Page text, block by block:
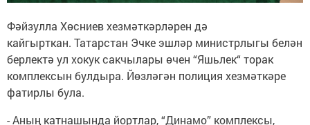
Фәйзулла Хөсниев хезмәткәрләрен дә
кайгырткан. Татарстан Эчке эшләр министрлыгы белән
берлектә ул хокук сакчылары өчен “Яшьлек“ торак
комплексын булдыра. Йөзләгән полиция хезмәткәре
фатирлы була.
- Аның катнашында йортлар, “Динамо” комплексы,